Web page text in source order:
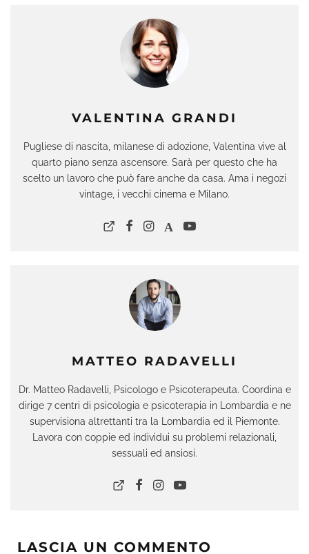
VALENTINA GRANDI
Pugliese di nascita, milanese di adozione, Valentina vive al
quarto piano senza ascensore. Sarà per questo che ha
scelto un lavoro che può fare anche da casa. Ama i negozi
vintage, i vecchi cinema e Milano.
MATTEO RADAVELLI
Dr. Matteo Radavelli, Psicologo e Psicoterapeuta. Coordina e
dirige 7 centri di psicologia e psicoterapia in Lombardia e ne
supervisiona altrettanti tra la Lombardia ed il Piemonte.
Lavora con coppie ed individui su problemi relazionali,
sessuali ed ansiosi.
LASCIA UN COMMENTO